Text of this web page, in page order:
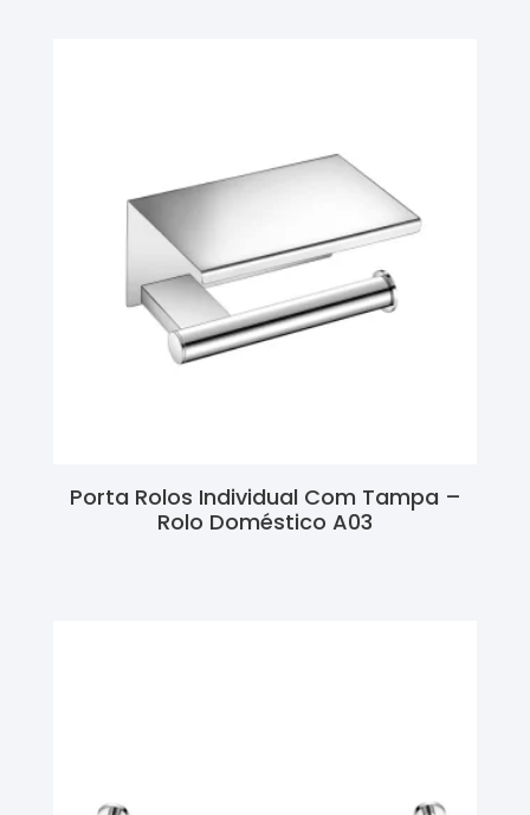
Porta Rolos Individual Com Tampa –
Rolo Doméstico A03